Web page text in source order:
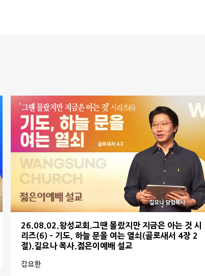
26.08.02.왕성교회.그땐 몰랐지만 지금은 아는 것 시
리즈(6) - 기도, 하늘 문을 여는 열쇠(골로새서 4장 2
절).길요나 목사.젊은이예배 설교
김요한